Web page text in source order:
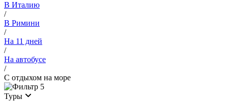
В Италию
/
В Римини
/
На 11 дней
/
На автобусе
/
С отдыхом на море
5
Туры